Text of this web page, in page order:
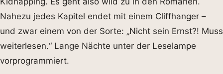
Nahezu jedes Kapitel endet mit einem Cliffhanger –
und zwar einem von der Sorte: „Nicht sein Ernst?! Muss
weiterlesen.“ Lange Nächte unter der Leselampe
vorprogrammiert.